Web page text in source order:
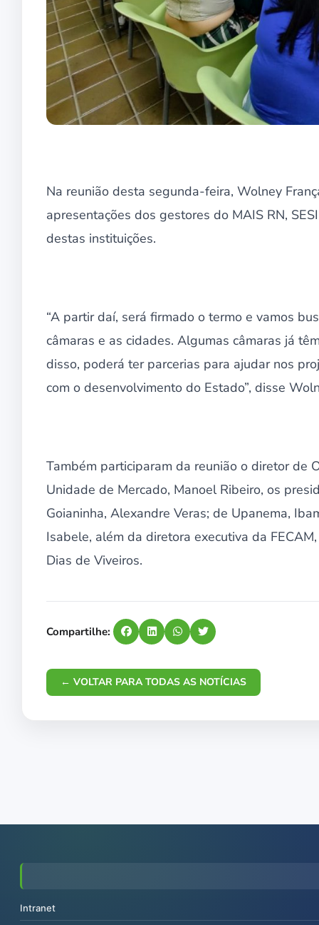
Na reunião desta segunda-feira, Wolney
apresentações dos gestores do MAIS RN,
destas instituições.
“A partir daí, será firmado o termo e vamos
câmaras e as cidades. Algumas câmaras já
disso, poderá ter parcerias para ajudar nos
com o desenvolvimento do Estado”, disse
Também participaram da reunião o diretor de
Unidade de Mercado, Manoel Ribeiro, os
Goianinha, Alexandre Veras; de Upanema,
Isabele, além da diretora executiva da
Dias de Viveiros.
Compartilhe:
← VOLTAR PARA TODAS AS NOTÍCIAS
Intranet